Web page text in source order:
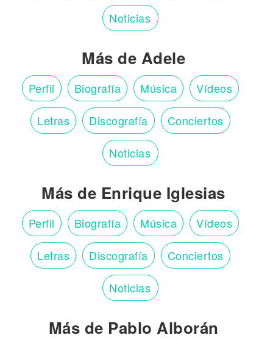
Noticias
Más de Adele
Perfil Biografía Música Vídeos
Letras Discografía Conciertos
Noticias
Más de Enrique Iglesias
Perfil Biografía Música Vídeos
Letras Discografía Conciertos
Noticias
Más de Pablo Alborán